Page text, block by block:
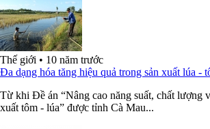
Thế giới • 10 năm trước
Đa dạng hóa tăng hiệu quả trong sản xuất lúa -
Từ khi Đề án “Nâng cao năng suất, chất lượng
xuất tôm - lúa” được tỉnh Cà Mau...